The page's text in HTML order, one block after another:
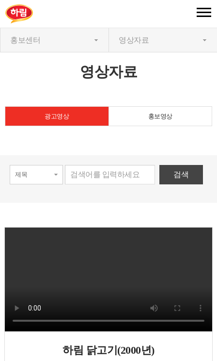
홍보센터 영상자료
영상자료
광고영상 홍보영상
하림 닭고기(2000년)